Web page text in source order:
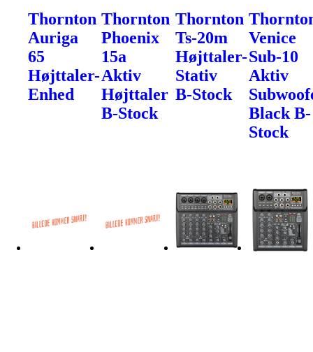
Thornton
Auriga
65
Højttaler-
Enhed
Thornton
Phoenix
15a
Aktiv
Højttaler
B-Stock
Thornton
Ts-20m
Højttaler-
Stativ
B-Stock
Venice
Sub-10
Aktiv
Black B-
Stock